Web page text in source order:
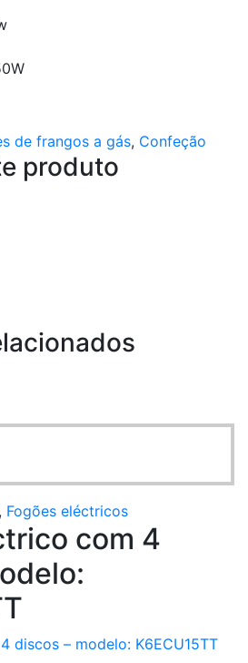
de frangos a gás, Confeção
produto
, Fogões eléctricos
com 4
discos – modelo: K6ECU15TT